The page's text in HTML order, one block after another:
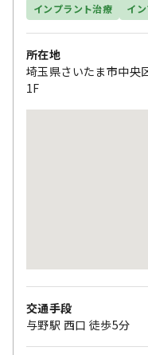
インプラント治療
イ
所在地
埼玉県さいたま市中央
1F
交通手段
与野駅 西口 徒歩5分